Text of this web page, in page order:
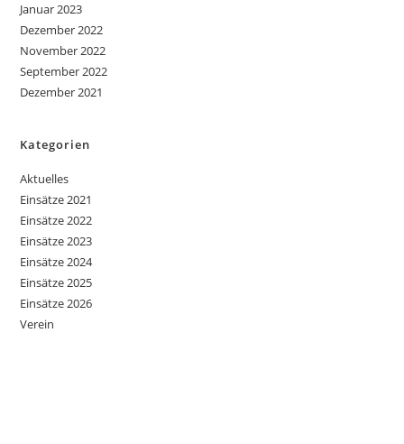
Januar 2023
Dezember 2022
November 2022
September 2022
Dezember 2021
Kategorien
Aktuelles
Einsätze 2021
Einsätze 2022
Einsätze 2023
Einsätze 2024
Einsätze 2025
Einsätze 2026
Verein